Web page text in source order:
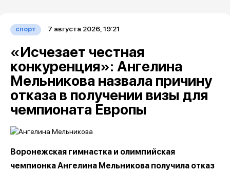
спорт 7 августа 2026, 19:21
«Исчезает честная
конкуренция»: Ангелина
Мельникова назвала причину
отказа в получении визы для
чемпионата Европы
Воронежская гимнастка и олимпийская
чемпионка Ангелина Мельникова получила отказ